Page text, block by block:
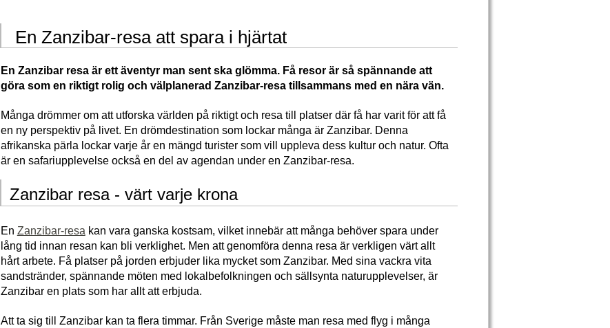
En Zanzibar-resa att spara i hjärtat
En Zanzibar resa är ett äventyr man sent ska glömma. Få resor är så spännande att
göra som en riktigt rolig och välplanerad Zanzibar-resa tillsammans med en nära vän.
Många drömmer om att utforska världen på riktigt och resa till platser där få har varit för att få
en ny perspektiv på livet. En drömdestination som lockar många är Zanzibar. Denna
afrikanska pärla lockar varje år en mängd turister som vill uppleva dess kultur och natur. Ofta
är en safariupplevelse också en del av agendan under en Zanzibar-resa.
Zanzibar resa - värt varje krona
En Zanzibar-resa kan vara ganska kostsam, vilket innebär att många behöver spara under
lång tid innan resan kan bli verklighet. Men att genomföra denna resa är verkligen värt allt
hårt arbete. Få platser på jorden erbjuder lika mycket som Zanzibar. Med sina vackra vita
sandstränder, spännande möten med lokalbefolkningen och sällsynta naturupplevelser, är
Zanzibar en plats som har allt att erbjuda.
Att ta sig till Zanzibar kan ta flera timmar. Från Sverige måste man resa med flyg i många